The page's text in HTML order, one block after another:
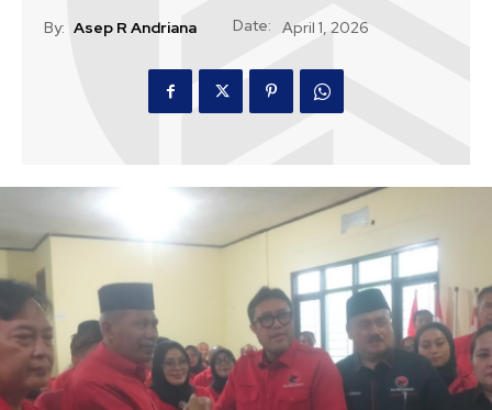
By: Asep R Andriana Date: April 1, 2026